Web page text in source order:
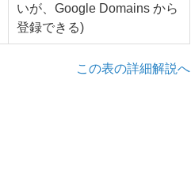
いが、Google Domains から
登録できる)
この表の詳細解説へ